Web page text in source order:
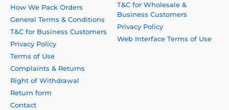
How We Pack Orders
General Terms & Conditions
T&C for Business Customers
Privacy Policy
Terms of Use
Complaints & Returns
Right of Withdrawal
Return form
Contact
T&C for Wholesale &
Business Customers
Privacy Policy
Web Interface Terms of Use